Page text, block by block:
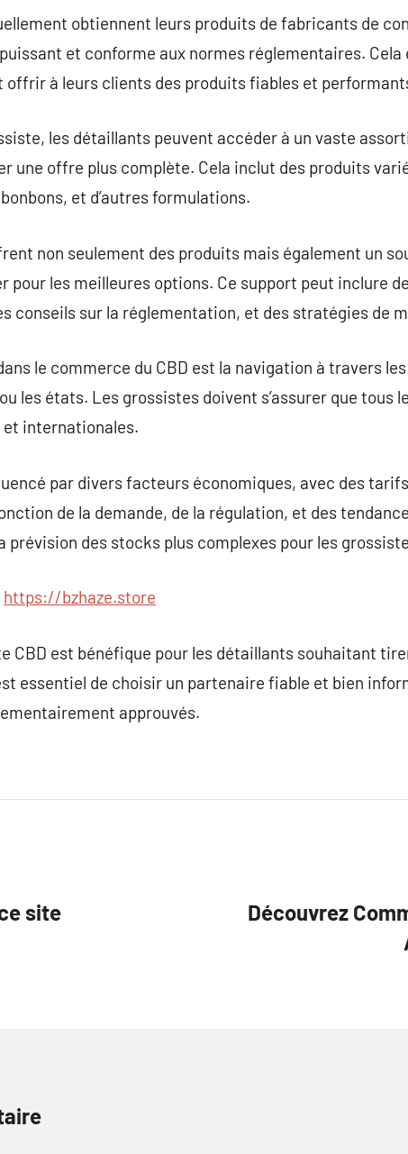
obtiennent leurs produits de fabricants de
et conforme aux normes réglementaires.
offrir à leurs clients des produits fiables et
les détaillants peuvent accéder à un vaste
une offre plus complète. Cela inclut des produits
et d’autres formulations.
non seulement des produits mais également un
pour les meilleures options. Ce support peut inclure
conseils sur la réglementation, et des stratégies de
le commerce du CBD est la navigation à travers
les états. Les grossistes doivent s’assurer que tous
et internationales.
par divers facteurs économiques, avec des
de la demande, de la régulation, et des
des stocks plus complexes pour les
https://bzhaze.store
CBD est bénéfique pour les détaillants souhaitant
essentiel de choisir un partenaire fiable et bien
approuvés.
site
Découvrez